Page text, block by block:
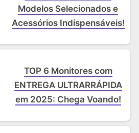
Modelos Selecionados e
Acessórios Indispensáveis!
TOP 6 Monitores com
ENTREGA ULTRARRÁPIDA
em 2025: Chega Voando!